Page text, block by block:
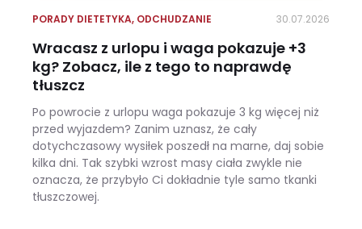
PORADY DIETETYKA, ODCHUDZANIE 30.07.2026
Wracasz z urlopu i waga pokazuje +3
kg? Zobacz, ile z tego to naprawdę
tłuszcz
Po powrocie z urlopu waga pokazuje 3 kg więcej niż
przed wyjazdem? Zanim uznasz, że cały
dotychczasowy wysiłek poszedł na marne, daj sobie
kilka dni. Tak szybki wzrost masy ciała zwykle nie
oznacza, że przybyło Ci dokładnie tyle samo tkanki
tłuszczowej.